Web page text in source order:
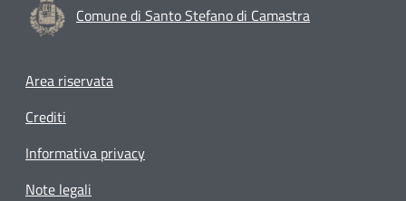
Comune di Santo Stefano di Camastra
Footer menu
Area riservata
Crediti
Informativa privacy
Note legali